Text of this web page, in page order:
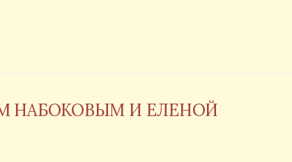
НАБОКОВЫМ И ЕЛЕНОЙ